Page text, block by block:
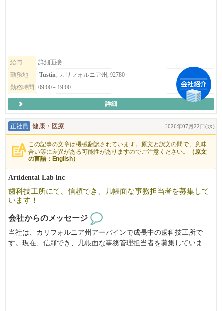
・人事
・総務
・経理
・秘書業務
■ Instagramもぜひご覧ください
━━━━━━━━━━━━━━
【本多屋タスティン】
https://www.instagram.com/hondaya_ts_official/
【割烹本多ファウンテンバレー】
https://www.instagram.com/kappo_honda_official/
「人と接することが好き」
そんな想いをお持ちの方を歓迎いたします。
美容室・ネイルをご利用いただくお客様との相互紹介や、新規集
客のサポートにより、安心してスタートできる環境をご用意して
います。
また、**家賃補助を含む独立支援制度（応相談）**もご用意して
おります。サポート内容は、ご経験やご希望に応じてご相談させ
ていただきます。
まずはサロン見学だけでも大歓迎です。お気軽にお問い合わせく
ださい。
給与
詳細面接
勤務地
Tustin, カリフォルニア州, 92780
勤務時間
09:00～19:00
詳細
正社員 健康・医療 2026年07月22日(水)
この記事の文章は機械翻訳されています。原文と訳文の間で、意味
合い等に差異がある可能性がありますのでご注意ください。
（原文
の言語：English）
Artidental Lab Inc
歯科技工所にて、信頼でき、几帳面な事務担当者を募集して
います！
会社からのメッセージ
当社は、カリフォルニア州アーバインで成長中の歯科技工所で
す。現在、信頼でき、几帳面な事務管理担当者を募集していま